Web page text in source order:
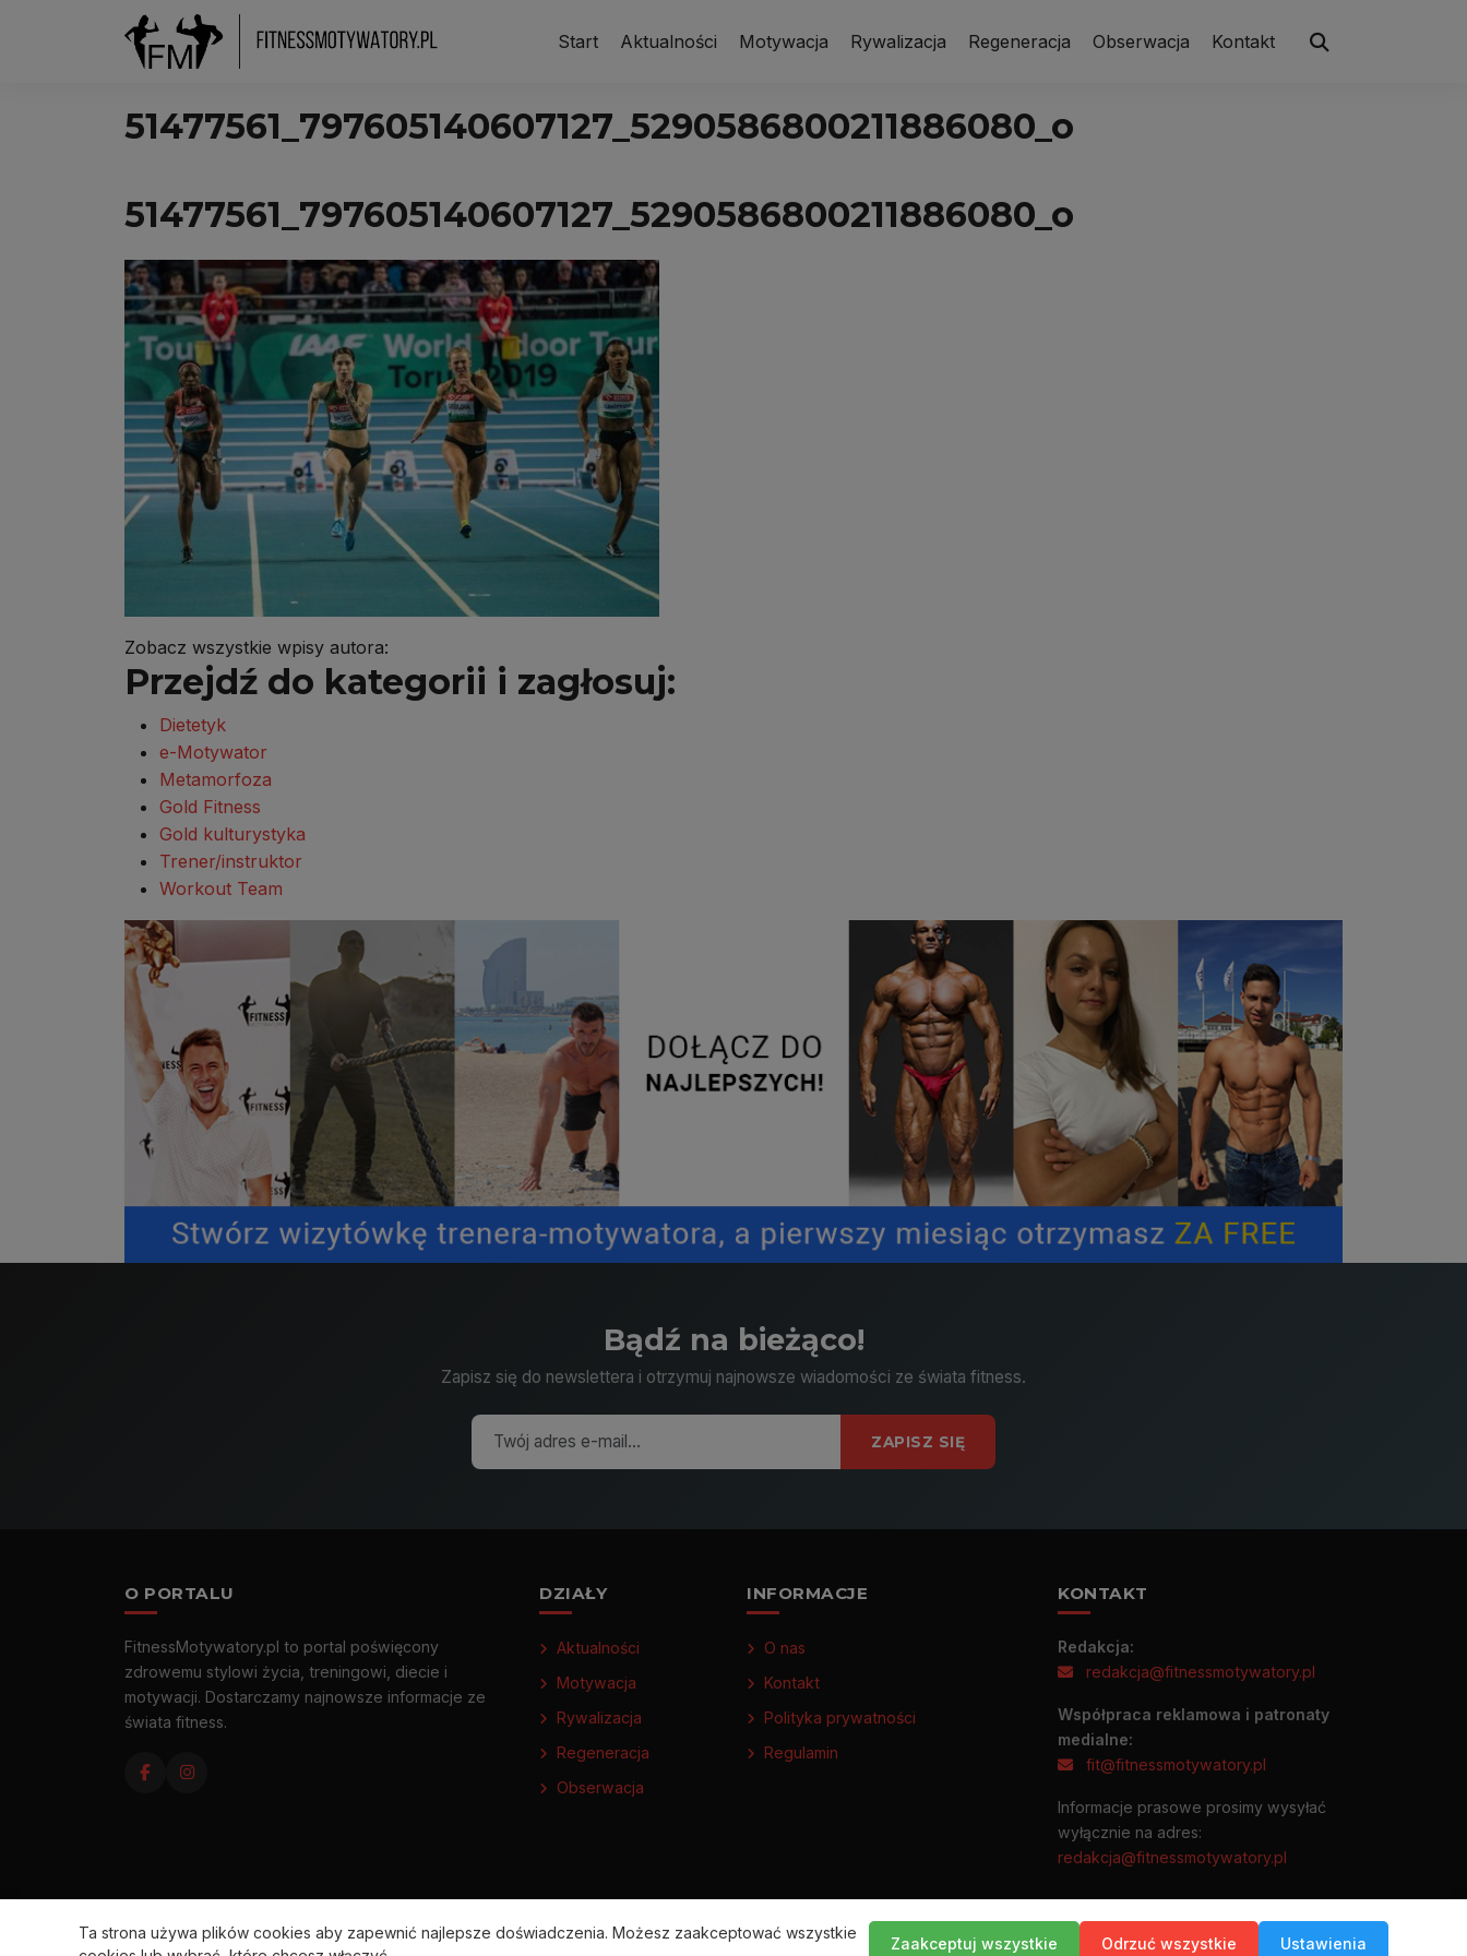
Start Aktualności Motywacja Rywalizacja Regeneracja Obserwacja Kontakt
51477561_797605140607127_5290586800211886080_o
51477561_797605140607127_5290586800211886080_o
Zobacz wszystkie wpisy autora:
Przejdź do kategorii i zagłosuj:
Dietetyk
e-Motywator
Metamorfoza
Gold Fitness
Gold kulturystyka
Trener/instruktor
Workout Team
Bądź na bieżąco!
Zapisz się do newslettera i otrzymuj najnowsze wiadomości ze świata fitness.
ZAPISZ SIĘ
O PORTALU
FitnessMotywatory.pl to portal poświęcony
zdrowemu stylowi życia, treningowi, diecie i
motywacji. Dostarczamy najnowsze informacje ze
świata fitness.
DZIAŁY
Aktualności
Motywacja
Rywalizacja
Regeneracja
Obserwacja
INFORMACJE
O nas
Kontakt
Polityka prywatności
Regulamin
KONTAKT
Redakcja:
redakcja@fitnessmotywatory.pl
Współpraca reklamowa i patronaty
medialne:
fit@fitnessmotywatory.pl
Informacje prasowe prosimy wysyłać
wyłącznie na adres:
redakcja@fitnessmotywatory.pl
Ta strona używa plików cookies aby zapewnić najlepsze doświadczenia. Możesz zaakceptować wszystkie
Zaakceptuj wszystkie Odrzuć wszystkie Ustawienia